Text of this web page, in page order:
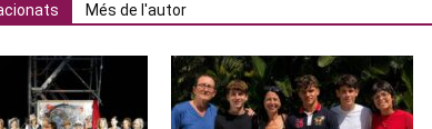
Més de l'autor